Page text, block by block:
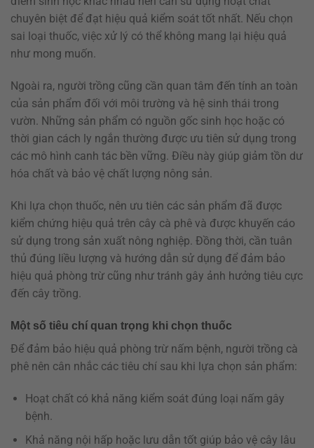
chuyên biệt để đạt hiệu quả kiểm soát tốt nhất. Nếu chọn
sai loại thuốc, việc xử lý có thể không mang lại hiệu quả
như mong muốn.
Ngoài ra, người trồng cũng cần quan tâm đến tính an toàn
của sản phẩm đối với môi trường và hệ sinh thái trong
vườn. Những sản phẩm có nguồn gốc sinh học hoặc có
thời gian cách ly ngắn thường được ưu tiên sử dụng trong
các mô hình canh tác bền vững. Điều này giúp giảm tồn dư
hóa chất và bảo vệ chất lượng nông sản.
Khi lựa chọn thuốc, nên ưu tiên các sản phẩm đã được
kiểm chứng hiệu quả trên cây cà phê và được khuyến cáo
sử dụng trong sản xuất nông nghiệp. Đồng thời, cần tuân
thủ đúng liều lượng và hướng dẫn sử dụng để đảm bảo
hiệu quả phòng trừ cũng như tránh gây ảnh hưởng tiêu cực
đến cây trồng.
Một số tiêu chí quan trọng khi chọn thuốc
Để đảm bảo hiệu quả phòng trừ nấm bệnh, người trồng cà
phê nên cân nhắc các tiêu chí sau khi lựa chọn sản phẩm:
Hoạt chất có khả năng kiểm soát đúng loại nấm gây
bệnh.
Khả năng nội hấp hoặc lưu dẫn tốt giúp bảo vệ cây lâu